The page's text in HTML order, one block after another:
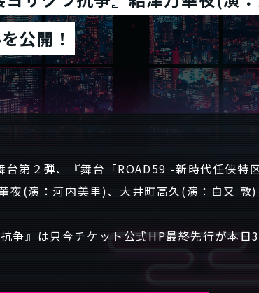
公開！
第２弾、『舞台「ROAD59 -新時代任侠特
夜(演：河内美里)、大井町高久(演：白又 敦)
争』は只今チケット公式HP最終先行が本日